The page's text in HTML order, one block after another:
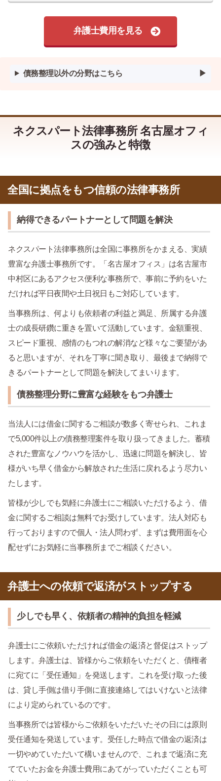
弁護士費用を見る
債務整理以外の分野はこちら
ネクスパート法律事務所 名古屋オフィ
スの強みと特徴
全国に拠点をもつ信頼の法律事務所
納得できるパートナーとして問題を解決
ネクスパート法律事務所は全国に事務所をかまえる、実績
豊富な弁護士事務所です。「名古屋オフィス」は名古屋市
中村区にあるアクセス便利な事務所で、事前に予約をいた
だければ平日夜間や土日祝日もご対応しています。
当事務所は、何よりも依頼者の利益と満足、所属する弁護
士の成長研鑽に重きを置いて活動しています。金額重視、
スピード重視、感情のもつれの解消など様々なご要望があ
ると思いますが、それを丁寧に聞き取り、最後まで納得で
きるパートナーとして問題を解決してまいります。
債務整理分野に豊富な経験をもつ弁護士
当法人には借金に関するご相談が数多く寄せられ、これま
で5,000件以上の債務整理案件を取り扱ってきました。蓄積
された豊富なノウハウを活かし、迅速に問題を解決し、皆
様がいち早く借金から解放された生活に戻れるよう尽力い
たします。
皆様が少しでも気軽に弁護士にご相談いただけるよう、借
金に関するご相談は無料でお受けしています。法人対応も
行っておりますので個人・法人問わず、まずは費用面を心
配せずにお気軽に当事務所までご相談ください。
弁護士への依頼で返済がストップする
少しでも早く、依頼者の精神的負担を軽減
弁護士にご依頼いただければ借金の返済と督促はストップ
します。弁護士は、皆様からご依頼をいただくと、債権者
に宛てに「受任通知」を発送します。これを受け取った後
は、貸し手側は借り手側に直接連絡してはいけないと法律
により定められているのです。
当事務所では皆様からご依頼をいただいたその日には原則
受任通知を発送しています。受任した時点で借金の返済は
一切やめていただいて構いませんので、これまで返済に充
てていたお金を弁護士費用にあてがっていただくことも可